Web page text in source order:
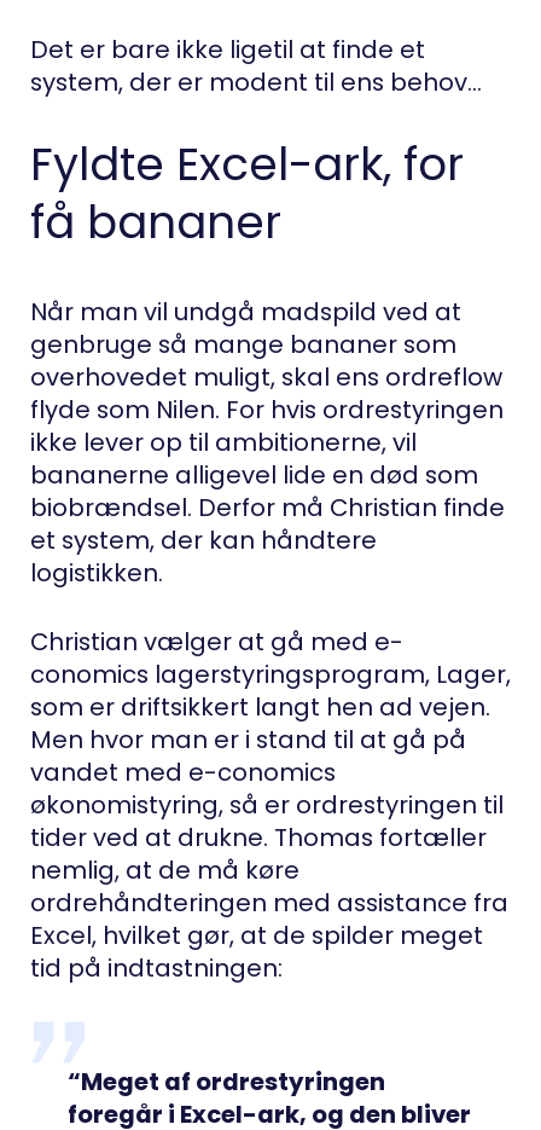
Det er bare ikke ligetil at finde et
system, der er modent til ens behov…
Fyldte Excel-ark, for
få bananer
Når man vil undgå madspild ved at
genbruge så mange bananer som
overhovedet muligt, skal ens ordreflow
flyde som Nilen. For hvis ordrestyringen
ikke lever op til ambitionerne, vil
bananerne alligevel lide en død som
biobrændsel. Derfor må Christian finde
et system, der kan håndtere
logistikken.
Christian vælger at gå med e-
conomics lagerstyringsprogram, Lager,
som er driftsikkert langt hen ad vejen.
Men hvor man er i stand til at gå på
vandet med e-conomics
økonomistyring, så er ordrestyringen til
tider ved at drukne. Thomas fortæller
nemlig, at de må køre
ordrehåndteringen med assistance fra
Excel, hvilket gør, at de spilder meget
tid på indtastningen:
“Meget af ordrestyringen
foregår i Excel-ark, og den bliver